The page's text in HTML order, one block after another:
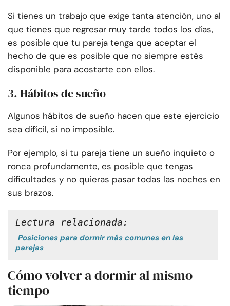
Si tienes un trabajo que exige tanta atención, uno al
que tienes que regresar muy tarde todos los días,
es posible que tu pareja tenga que aceptar el
hecho de que es posible que no siempre estés
disponible para acostarte con ellos.
3. Hábitos de sueño
Algunos hábitos de sueño hacen que este ejercicio
sea difícil, si no imposible.
Por ejemplo, si tu pareja tiene un sueño inquieto o
ronca profundamente, es posible que tengas
dificultades y no quieras pasar todas las noches en
sus brazos.
Lectura relacionada:
Posiciones para dormir más comunes en las
parejas
Cómo volver a dormir al mismo
tiempo